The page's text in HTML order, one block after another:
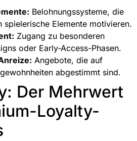
Belohnungssysteme, die
spielerische Elemente motivieren.
Zugang zu besonderen
oder Early-Access-Phasen.
Angebote, die auf
abgestimmt sind.
Der Mehrwert
Loyalty-